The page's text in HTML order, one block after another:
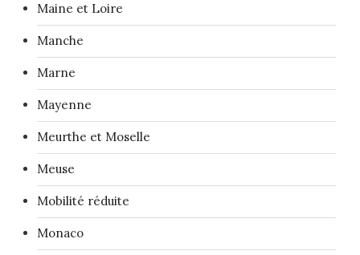
Maine et Loire
Manche
Marne
Mayenne
Meurthe et Moselle
Meuse
Mobilité réduite
Monaco